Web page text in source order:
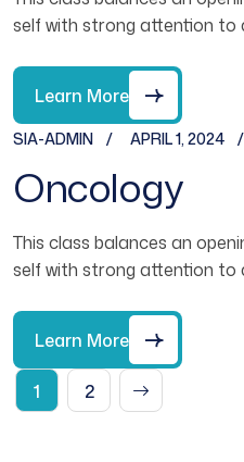
self with strong attention to
Learn More
SIA-ADMIN APRIL 1, 2024
Oncology
This class balances an
self with strong attention to
Learn More
1 2